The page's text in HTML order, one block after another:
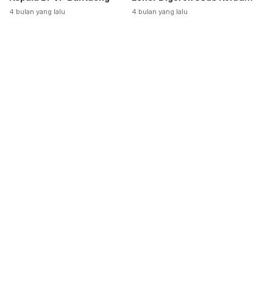
4 bulan yang lalu
Dikeluarkan
4 bulan yang lalu